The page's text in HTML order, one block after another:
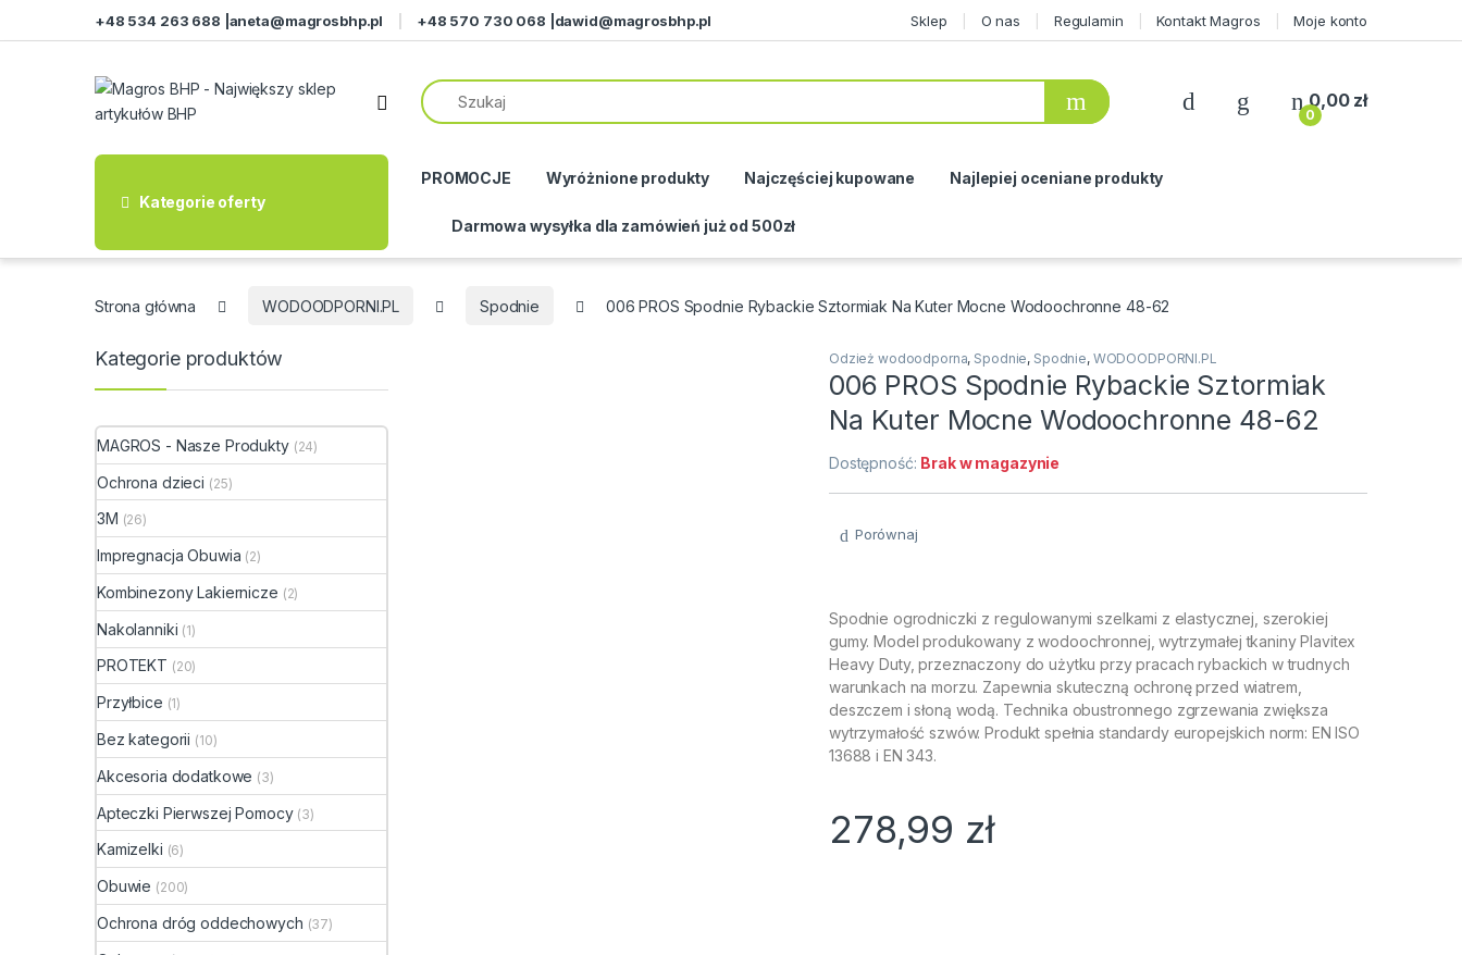
+48 534 263 688 | aneta@magrosbhp.pl +48 570 730 068 | dawid@magrosbhp.pl Sklep O nas Regulamin Kontakt Magros Moje konto
0
0,00 zł
Kategorie oferty
PROMOCJE Wyróżnione produkty Najczęściej kupowane Najlepiej oceniane produkty
Darmowa wysyłka dla zamówień już od 500zł
Strona główna WODOODPORNI.PL Spodnie 006 PROS Spodnie Rybackie Sztormiak Na Kuter Mocne Wodoochronne 48-62
Odzież wodoodporna, Spodnie, Spodnie, WODOODPORNI.PL
006 PROS Spodnie Rybackie Sztormiak
Na Kuter Mocne Wodoochronne 48-62
Dostępność: Brak w magazynie
Porównaj
Spodnie ogrodniczki z regulowanymi szelkami z elastycznej, szerokiej
gumy. Model produkowany z wodoochronnej, wytrzymałej tkaniny Plavitex
Heavy Duty, przeznaczony do użytku przy pracach rybackich w trudnych
warunkach na morzu. Zapewnia skuteczną ochronę przed wiatrem,
deszczem i słoną wodą. Technika obustronnego zgrzewania zwiększa
wytrzymałość szwów. Produkt spełnia standardy europejskich norm: EN ISO
13688 i EN 343.
278,99 zł
Kategorie produktów
MAGROS - Nasze Produkty (24)
Ochrona dzieci (25)
3M (26)
Impregnacja Obuwia (2)
Kombinezony Lakiernicze (2)
Nakolanniki (1)
PROTEKT (20)
Przyłbice (1)
Bez kategorii (10)
Akcesoria dodatkowe (3)
Apteczki Pierwszej Pomocy (3)
Kamizelki (6)
Obuwie (200)
Ochrona dróg oddechowych (37)